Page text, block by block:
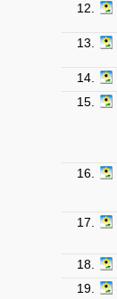
12.
13.
14.
15.
16.
17.
18.
19.